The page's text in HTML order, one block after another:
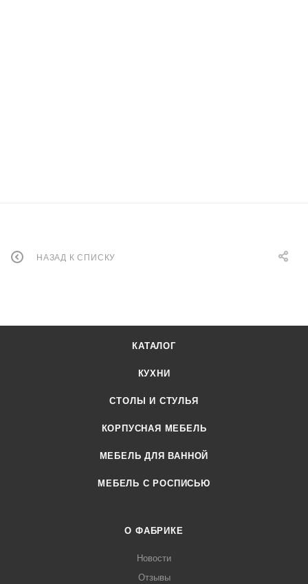
НАЗАД К СПИСКУ
КАТАЛОГ
КУХНИ
СТОЛЫ И СТУЛЬЯ
КОРПУСНАЯ МЕБЕЛЬ
МЕБЕЛЬ ДЛЯ ВАННОЙ
МЕБЕЛЬ С РОСПИСЬЮ
О ФАБРИКЕ
Новости
Отзывы